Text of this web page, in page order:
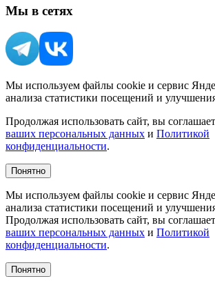
Мы в сетях
Мы используем файлы cookie и сервис
анализа статистики посещений и
Продолжая использовать сайт, вы
ваших персональных данных и Политикой
конфиденциальности.
Понятно
Мы используем файлы cookie и сервис
анализа статистики посещений и
Продолжая использовать сайт, вы
ваших персональных данных и Политикой
конфиденциальности.
Понятно